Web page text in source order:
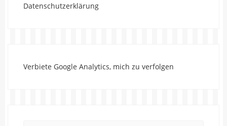
Datenschutzerklärung
Verbiete Google Analytics, mich zu verfolgen